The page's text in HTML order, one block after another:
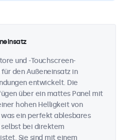
und -Touchscreen-
den Außeneinsatz in
entwickelt. Die
über ein mattes Panel mit
hohen Helligkeit von
was ein perfekt ablesbares
bei direktem
Sie sind mit einem